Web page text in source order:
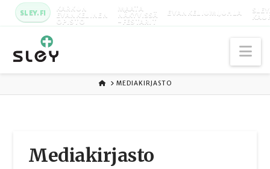
SLEY.FI KARKUN
EVANKELINEN
OPISTO
MAATA
NÄKYVISSÄ
-FESTARIT
EVANKELIUMIJUHLA
ETUSIVU
MEDIAKIRJASTO
Media­kirjasto